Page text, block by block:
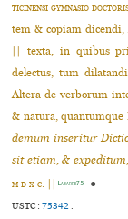
ticinensi gymnasio
tem & copiam dicendi,
|| texta, in quibus
delectus, tum
Altera de verborum
& natura, quantumque
demum inseritur
sit etiam, & expeditum,
m d x c. || Labarre75 ●
USTC :75342.